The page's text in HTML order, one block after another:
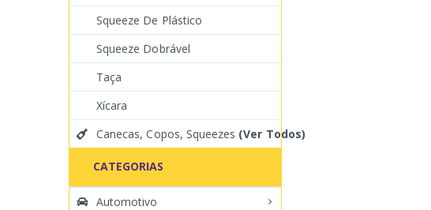
Squeeze De Plástico
Squeeze Dobrável
Taça
Xícara
Canecas, Copos, Squeezes (Ver Todos)
CATEGORIAS
Automotivo